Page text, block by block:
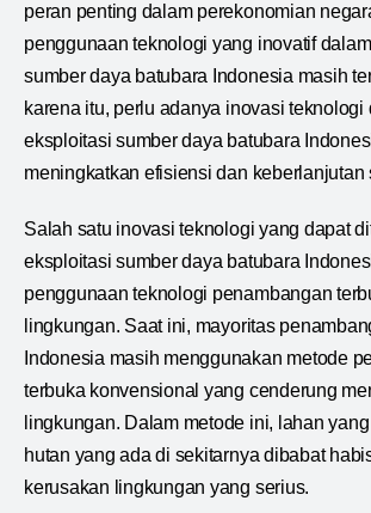
peran penting dalam perekonomian
penggunaan teknologi yang inovatif
sumber daya batubara Indonesia masih
karena itu, perlu adanya inovasi teknologi
eksploitasi sumber daya batubara
meningkatkan efisiensi dan keberlanjutan
Salah satu inovasi teknologi yang dapat
eksploitasi sumber daya batubara
penggunaan teknologi penambangan
lingkungan. Saat ini, mayoritas
Indonesia masih menggunakan metode
terbuka konvensional yang cenderung
lingkungan. Dalam metode ini, lahan
hutan yang ada di sekitarnya dibabat
kerusakan lingkungan yang serius.